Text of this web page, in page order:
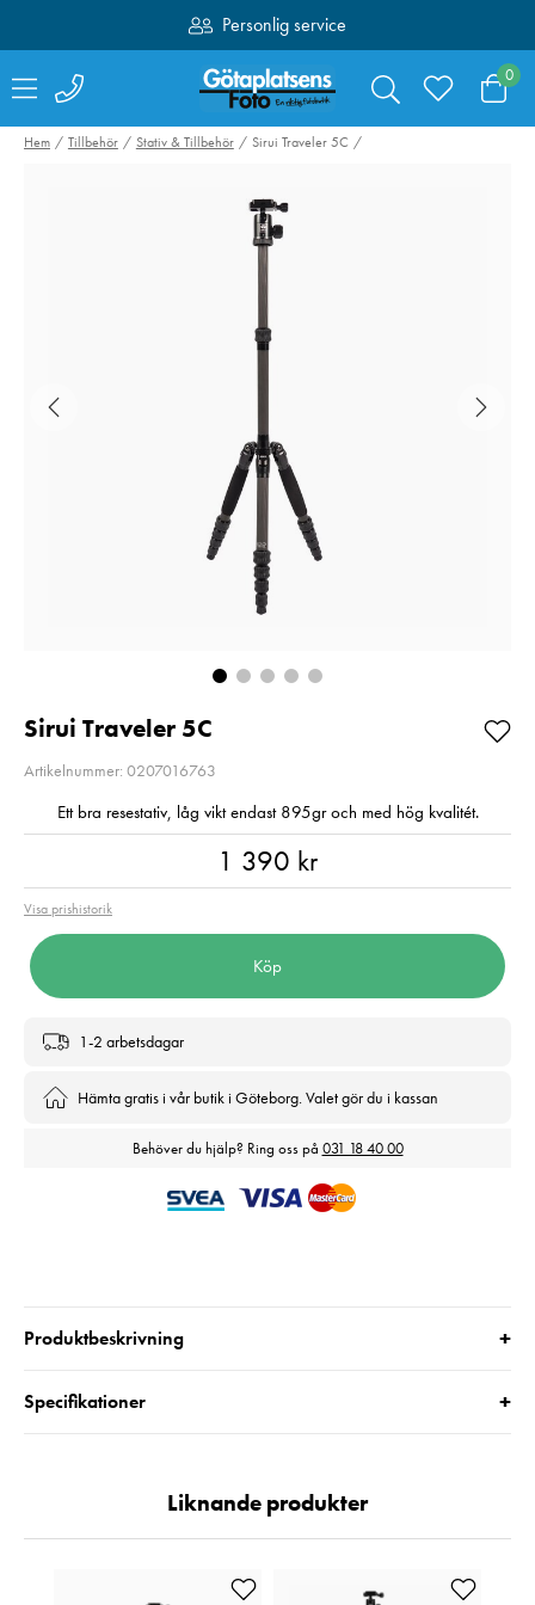
Personlig service
Fri frakt över 1000:-
0
SmallRig 4071
Kamerabatteri LP-
E6NH
Hem Tillbehör Stativ & Tillbehör Sirui Traveler 5C
Sirui Traveler 5C
Artikelnummer: 0207016763
Ett bra resestativ, låg vikt endast 895gr och med hög kvalitét.
1 390 kr
Visa prishistorik
Köp
1-2 arbetsdagar
Hämta gratis i vår butik i Göteborg. Valet gör du i kassan
Behöver du hjälp? Ring oss på 031 18 40 00
Produktbeskrivning +
Specifikationer +
Liknande produkter